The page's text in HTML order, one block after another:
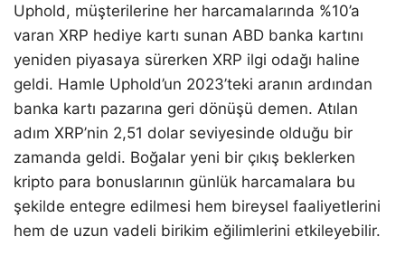
Uphold, müşterilerine her harcamalarında %10’a
varan XRP hediye kartı sunan ABD banka kartını
yeniden piyasaya sürerken XRP ilgi odağı haline
geldi. Hamle Uphold’un 2023’teki aranın ardından
banka kartı pazarına geri dönüşü demen. Atılan
adım XRP’nin 2,51 dolar seviyesinde olduğu bir
zamanda geldi. Boğalar yeni bir çıkış beklerken
kripto para bonuslarının günlük harcamalara bu
şekilde entegre edilmesi hem bireysel faaliyetlerini
hem de uzun vadeli birikim eğilimlerini etkileyebilir.